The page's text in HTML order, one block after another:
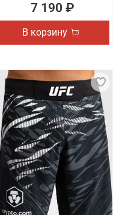
7 190 ₽
В корзину